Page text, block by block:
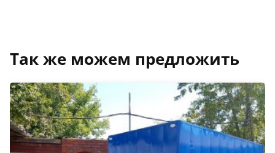
Так же можем предложить